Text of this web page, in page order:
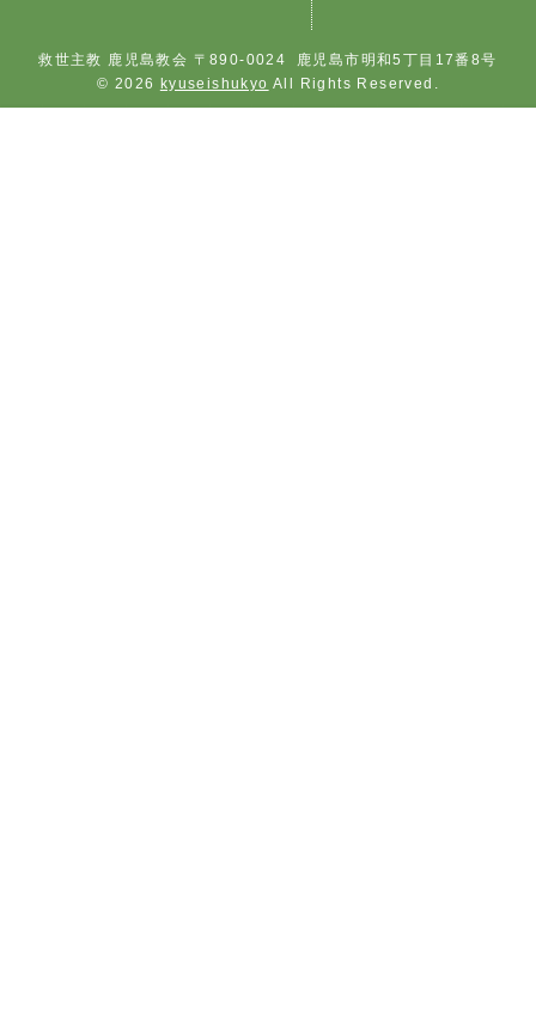
救世主教 鹿児島教会 〒890-0024 鹿児島市明和5丁目17番8号
© 2026
kyuseishukyo All Rights Reserved.